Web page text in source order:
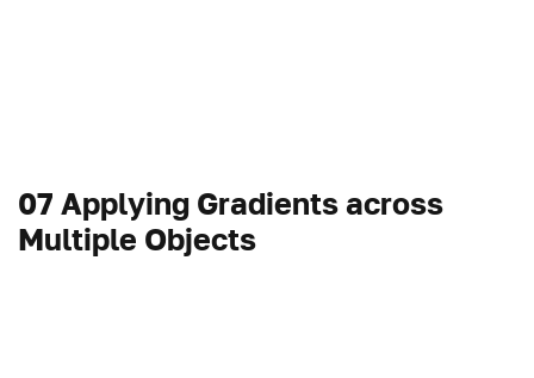
07 Applying Gradients across
Multiple Objects